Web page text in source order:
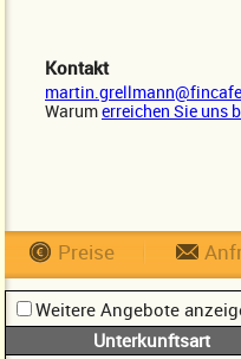
Kontakt
Warumerreichen Sie uns
Preise
Weitere Angebote
Unterkunftsart